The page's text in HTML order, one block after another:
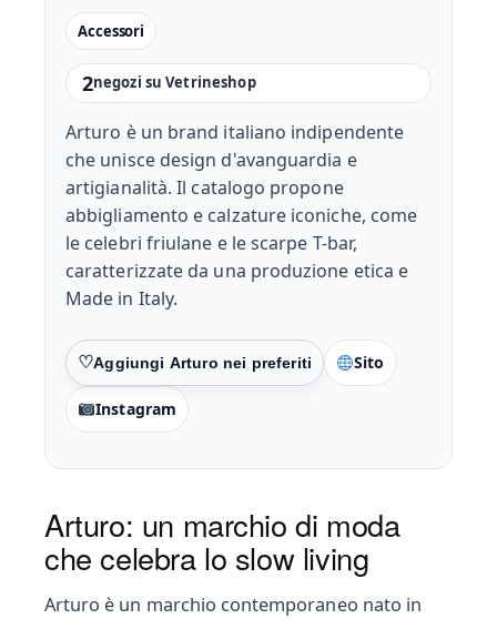
2negozi su Vetrineshop
Accessori
Arturo è un brand italiano indipendente
che unisce design d'avanguardia e
artigianalità. Il catalogo propone
abbigliamento e calzature iconiche, come
le celebri friulane e le scarpe T-bar,
caratterizzate da una produzione etica e
Made in Italy.
Preferiti Sito
Instagram
Arturo: un marchio di moda
che celebra lo slow living
Arturo è un marchio contemporaneo nato in